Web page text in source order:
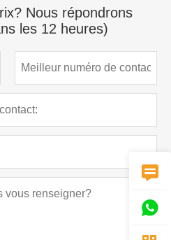
Nous répondrons
les 12 heures)

